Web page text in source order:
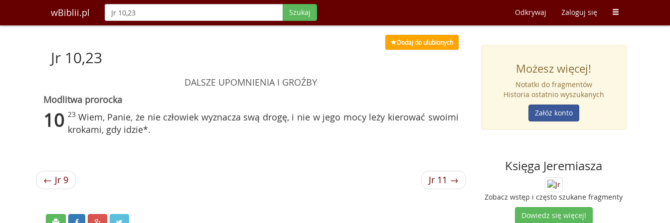
wBiblii.pl Szukaj Odkrywaj Zaloguj się
Dodaj do ulubionych
Jr 10,23
DALSZE UPOMNIENIA I GROŹBY
Modlitwa prorocka
10 23 Wiem, Panie, że nie człowiek wyznacza swą drogę, i nie w jego mocy leży kierować swoimi
krokami, gdy idzie*.
← Jr 9 Jr 11 →
Możesz więcej!
Notatki do fragmentów
Historia ostatnio wyszukanych
Załóż konto
Księga Jeremiasza
Zobacz wstęp i często szukane fragmenty
Dowiedz się więcej!